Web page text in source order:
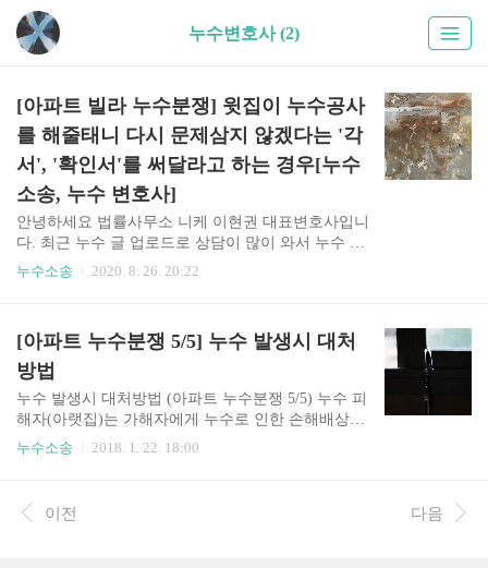
누수변호사 (2)
[아파트 빌라 누수분쟁] 윗집이 누수공사
를 해줄태니 다시 문제삼지 않겠다는 '각
서', '확인서'를 써달라고 하는 경우[누수
소송, 누수 변호사]
안녕하세요 법률사무소 니케 이현권 대표변호사입니
다. 최근 누수 글 업로드로 상담이 많이 와서 누수 관
련 상담 중 빈번하게 발생하는 중요한 문제들을 간략
수인이 등장한 경우 누수공사를 해주는 대신에 다시
문제삼지 않겠다고 하는 각서, 확인서를 써달라고 요
구하는 경우가 종종 있습니다. (생각보다 많이 본 사
례입니다) 아랫집은 각서를 써주는 경우 또 다시 누
수가 발생했을 때 그 손해배상을 청구할 수 없을 수
있다는 것을 인지하시고 각서를 써줄지 말지 결정해
후..
누수소송 2020. 8. 26. 20:22
[아파트 누수분쟁 5/5] 누수 발생시 대처
방법
누수 발생시 대처방법 (아파트 누수분쟁 5/5) 누수 피
해자(아랫집)는 가해자에게 누수로 인한 손해배상을
받기 위해 피해사진, 전화대화녹음, 전문가 소견서나
토대로 내용증명으로 수리 또는 수리비를 청구해야
합니다. 가해자가 구두 요구나 내용증명에 응하지 않
누수소송 2018. 1. 22. 18:00
이전 다음